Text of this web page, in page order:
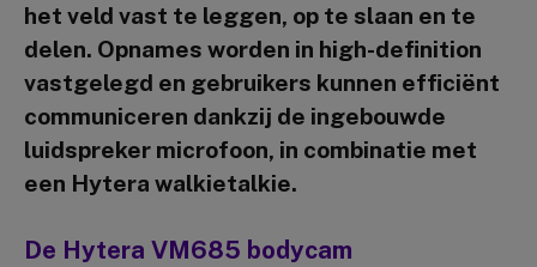
het veld vast te leggen, op te slaan en te
delen. Opnames worden in high-definition
vastgelegd en gebruikers kunnen efficiënt
communiceren dankzij de ingebouwde
luidspreker microfoon, in combinatie met
een Hytera walkietalkie.
De Hytera VM685 bodycam